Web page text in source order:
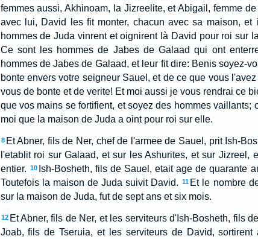
femmes aussi, Akhinoam, la Jizreelite, et Abigail, femme
avec lui, David les fit monter, chacun avec sa maison,
hommes de Juda vinrent et oignirent là David pour roi sur
Ce sont les hommes de Jabes de Galaad qui ont
hommes de Jabes de Galaad, et leur fit dire: Benis soyez-
bonte envers votre seigneur Sauel, et de ce que vous l'avez
vous de bonte et de verite! Et moi aussi je vous rendrai ce
que vos mains se fortifient, et soyez des hommes
moi que la maison de Juda a oint pour roi sur elle.
8 Et Abner, fils de Ner, chef de l'armee de Sauel, prit Ish-
l'etablit roi sur Galaad, et sur les Ashurites, et sur Jizreel,
entier. 10 Ish-Bosheth, fils de Sauel, etait age de quarante
Toutefois la maison de Juda suivit David.
11 Et le nombre
sur la maison de Juda, fut de sept ans et six mois.
12 Et Abner, fils de Ner, et les serviteurs d'Ish-Bosheth, fils
Joab, fils de Tseruia, et les serviteurs de David,